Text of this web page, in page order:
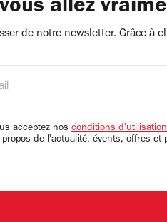
allez
de notre newsletter. Grâce à
acceptez nos conditions d'utilisation
de l'actualité, évents, offres